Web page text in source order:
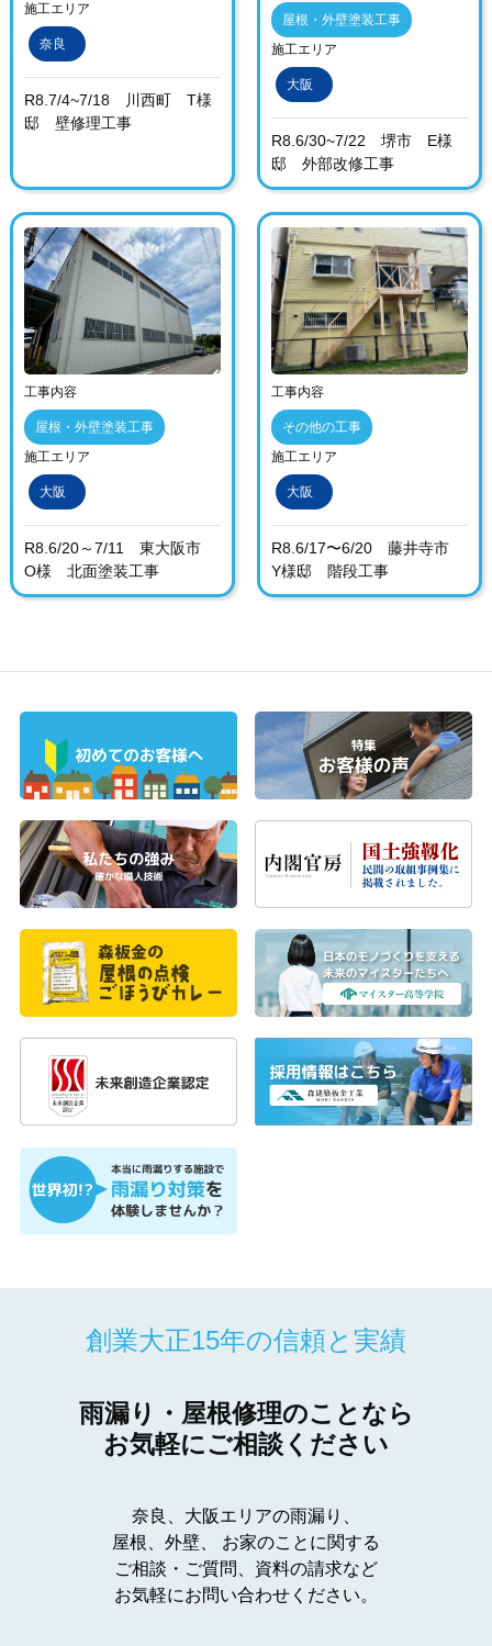
施工エリア
奈良
R8.7/4~7/18 川西町 T様
邸 壁修理工事
屋根・外壁塗装工事
施工エリア
大阪
R8.6/30~7/22 堺市 E様
邸 外部改修工事
工事内容
屋根・外壁塗装工事
施工エリア
大阪
R8.6/20～7/11 東大阪市
O様 北面塗装工事
工事内容
その他の工事
施工エリア
大阪
R8.6/17〜6/20 藤井寺市
Y様邸 階段工事
創業大正15年の信頼と実績
雨漏り・屋根修理のことなら
お気軽にご相談ください
奈良、大阪エリアの雨漏り、
屋根、外壁、
お家のことに関する
ご相談・ご質問、資料の請求など
お気軽にお問い合わせください。